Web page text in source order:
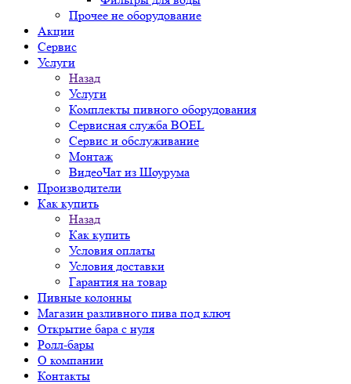
Прочее не оборудование
Акции
Сервис
Услуги
Назад
Услуги
Комплекты пивного оборудования
Сервисная служба BOEL
Сервис и обслуживание
Монтаж
ВидеоЧат из Шоурума
Производители
Как купить
Назад
Как купить
Условия оплаты
Условия доставки
Гарантия на товар
Пивные колонны
Магазин разливного пива под ключ
Открытие бара с нуля
Ролл-бары
О компании
Контакты